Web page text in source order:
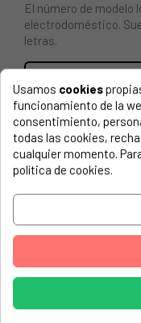
El número de modelo
electrodoméstico.
letras.
CUBA PARA
481011107487,
INDESIT,
INDESIT,
INDESIT,
INDESIT,
INDESIT,
INDESIT,
EU
Usamos cookies
funcionamiento de la
consentimiento,
todas las cookies,
cualquier momento.
política de cookies.